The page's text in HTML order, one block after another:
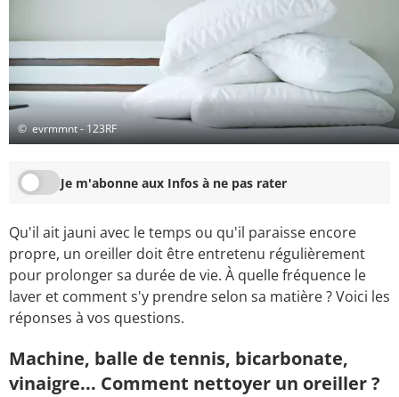
© evrmmnt - 123RF
Je m'abonne aux Infos à ne pas rater
Qu'il ait jauni avec le temps ou qu'il paraisse encore
propre, un oreiller doit être entretenu régulièrement
pour prolonger sa durée de vie. À quelle fréquence le
laver et comment s'y prendre selon sa matière ? Voici les
réponses à vos questions.
Machine, balle de tennis, bicarbonate,
vinaigre... Comment nettoyer un oreiller ?